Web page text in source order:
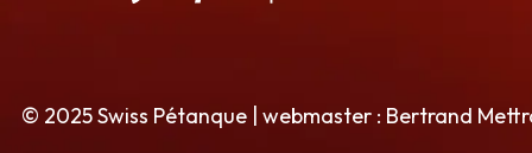
© 2025 Swiss Pétanque | webmaster : Bertrand